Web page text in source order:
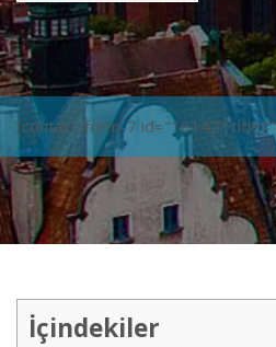
[contact-form-7 id="16142"
İçindekiler